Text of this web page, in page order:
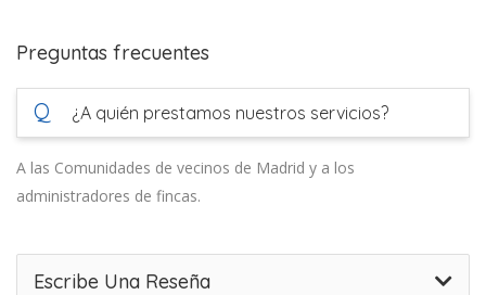
Preguntas frecuentes
Q ¿A quién prestamos nuestros servicios?
A las Comunidades de vecinos de Madrid y a los
administradores de fincas.
Escribe Una Reseña